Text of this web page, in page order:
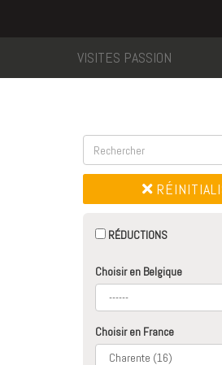
VISITES PASSION
RÉDUCTIONS
Choisir en Belgique
Choisir en France